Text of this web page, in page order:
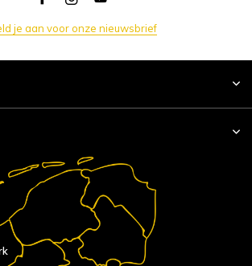
je aan voor onze nieuwsbrief